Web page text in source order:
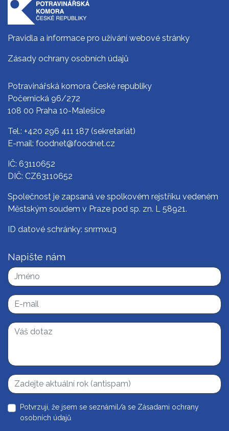
Pravidla a informace pro užívání webové stránky
Zásady ochrany osobních údajů
Potravinářská komora České republiky
Počernická 96/272
108 00 Praha 10-Malešice
Tel.: +420 296 411 187 (sekretariát)
E-mail: foodnet@foodnet.cz
IČ: 63110652
DIČ: CZ63110652
Společnost je zapsaná ve spolkovém rejstříku vedeném
Městským soudem v Praze pod sp. zn. L 58921.
ID datové schránky: snrmxu3
Napište nám
Potvrzuji, že jsem se seznámil/a se Zásadami ochrany
osobních údajů